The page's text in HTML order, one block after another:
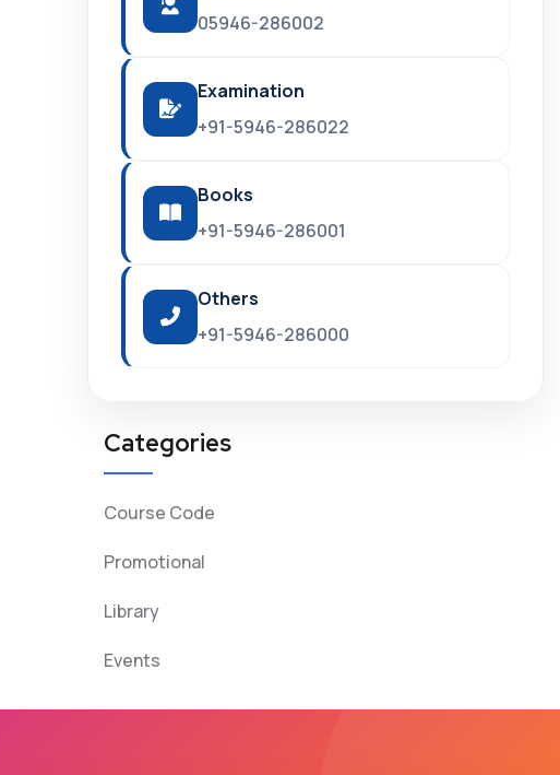
05946-286002
Examination
+91-5946-286022
Books
+91-5946-286001
Others
+91-5946-286000
Categories
Course Code
Promotional
Library
Events